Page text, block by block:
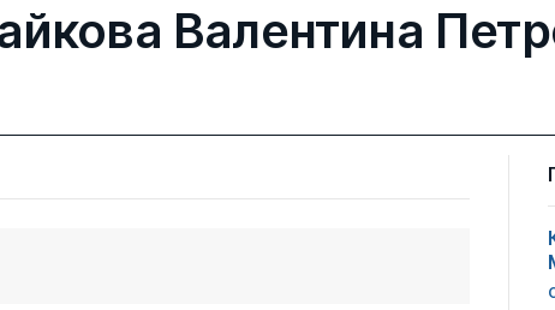
Валентина